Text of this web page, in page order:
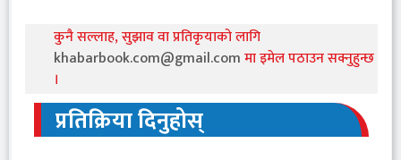
कुनै सल्लाह, सुझाव वा प्रतिकृयाको लागि
khabarbook.com@gmail.comमा इमेल पठाउन सक्नुहुन्छ
।
प्रतिक्रिया दिनुहोस्